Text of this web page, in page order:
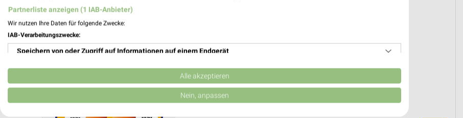
Partnerliste anzeigen (1 IAB-Anbieter)
Wir nutzen Ihre Daten für folgende Zwecke:
IAB-Verarbeitungszwecke:
Speichern von oder Zugriff auf Informationen auf einem Endgerät
Verwendung reduzierter Daten zur Auswahl von Werbeanzeigen
Erstellung von Profilen für personalisierte Werbung
Alle akzeptieren
Nein, anpassen